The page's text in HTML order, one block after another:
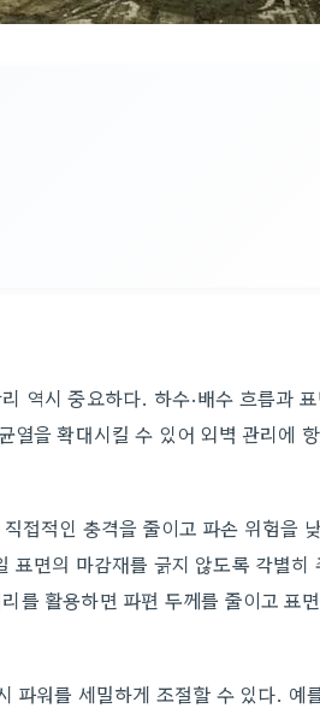
역시 중요하다. 하수·배수 흐름과
을 확대시킬 수 있어 외벽 관리에
접적인 충격을 줄이고 파손 위험을
표면의 마감재를 긁지 않도록 각별히
를 활용하면 파편 두께를 줄이고 표
파워를 세밀하게 조절할 수 있다. 예